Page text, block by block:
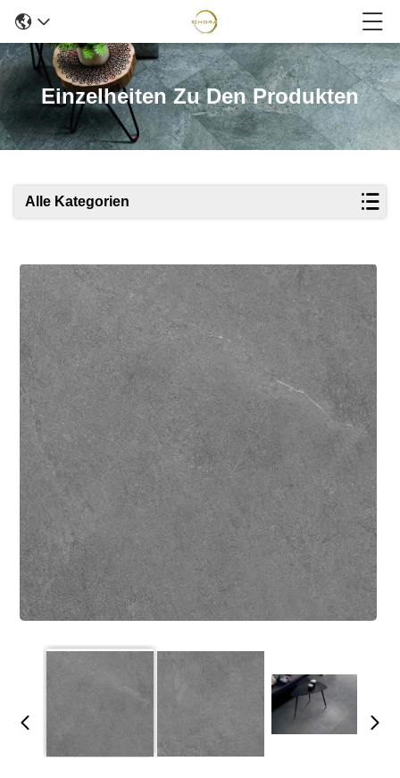
Einzelheiten Zu Den Produkten
Alle Kategorien